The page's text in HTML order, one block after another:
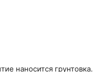
наносится грунтовка.